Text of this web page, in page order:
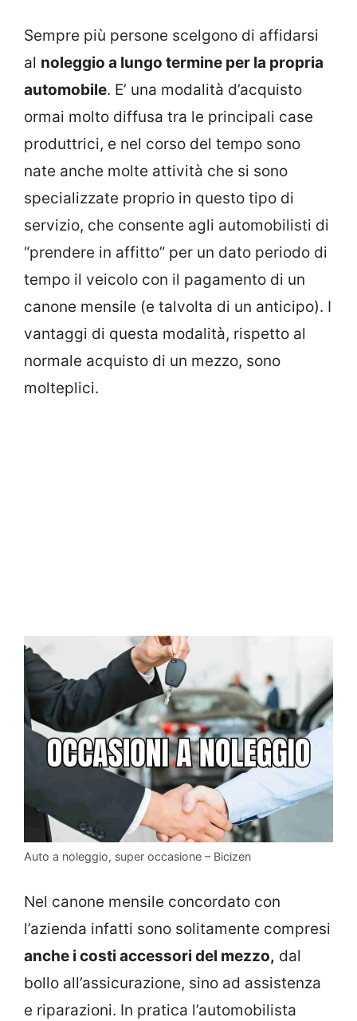
Sempre più persone scelgono di affidarsi
al noleggio a lungo termine per la propria
automobile. E’ una modalità d’acquisto
ormai molto diffusa tra le principali case
produttrici, e nel corso del tempo sono
nate anche molte attività che si sono
specializzate proprio in questo tipo di
servizio, che consente agli automobilisti di
“prendere in affitto” per un dato periodo di
tempo il veicolo con il pagamento di un
canone mensile (e talvolta di un anticipo). I
vantaggi di questa modalità, rispetto al
normale acquisto di un mezzo, sono
molteplici.
Auto a noleggio, super occasione – Bicizen
Nel canone mensile concordato con
l’azienda infatti sono solitamente compresi
anche i costi accessori del mezzo, dal
bollo all’assicurazione, sino ad assistenza
e riparazioni. In pratica l’automobilista